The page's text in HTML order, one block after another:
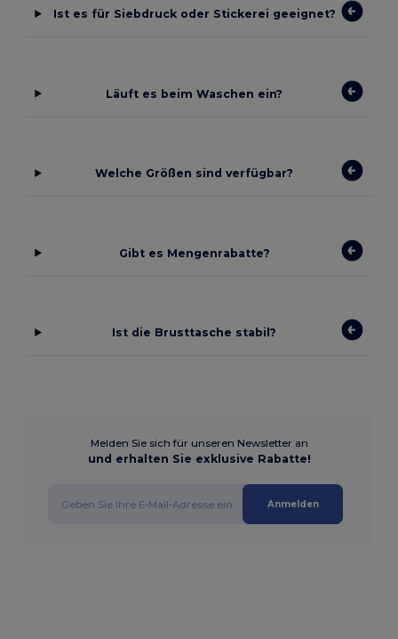
Ist es für Siebdruck oder Stickerei geeignet?
Läuft es beim Waschen ein?
Welche Größen sind verfügbar?
Gibt es Mengenrabatte?
Ist die Brusttasche stabil?
Melden Sie sich für unseren Newsletter an
und erhalten Sie exklusive Rabatte!
Anmelden